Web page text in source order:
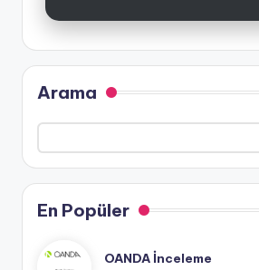
Arama
En Popüler
OANDA İnceleme